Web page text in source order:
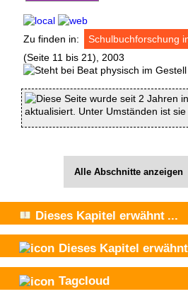
Zu finden in:
Schulbuchforschung
(Seite 11 bis 21), 2003
Diese Seite wurde seit 2 Jahren
aktualisiert. Unter Umständen ist
Alle Abschnitte anzeigen
Dieses Kapitel erwähnt ...
Dieses Kapitel
Tagcloud